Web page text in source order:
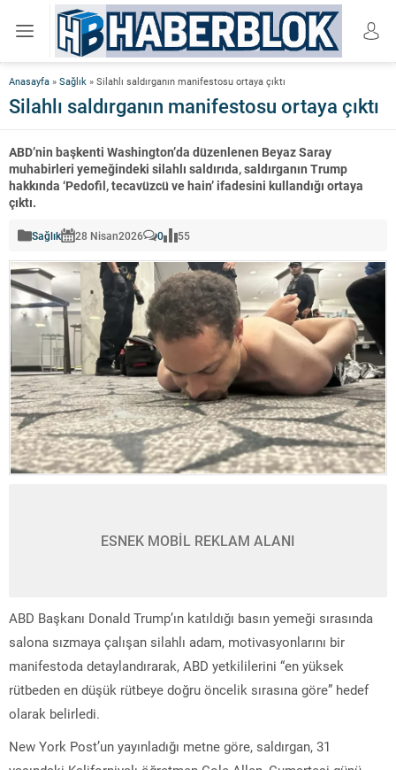
Anasayfa » Sağlık » Silahlı saldırganın manifestosu ortaya çıktı
Silahlı saldırganın manifestosu ortaya çıktı
ABD’nin başkenti Washington’da düzenlenen Beyaz Saray
muhabirleri yemeğindeki silahlı saldırıda, saldırganın Trump
hakkında ‘Pedofil, tecavüzcü ve hain’ ifadesini kullandığı ortaya
çıktı.
Sağlık 28 Nisan2026 0 55
ESNEK MOBİL REKLAM ALANI
ABD Başkanı Donald Trump’ın katıldığı basın yemeği sırasında
salona sızmaya çalışan silahlı adam, motivasyonlarını bir
manifestoda detaylandırarak, ABD yetkililerini “en yüksek
rütbeden en düşük rütbeye doğru öncelik sırasına göre” hedef
olarak belirledi.
New York Post’un yayınladığı metne göre, saldırgan, 31